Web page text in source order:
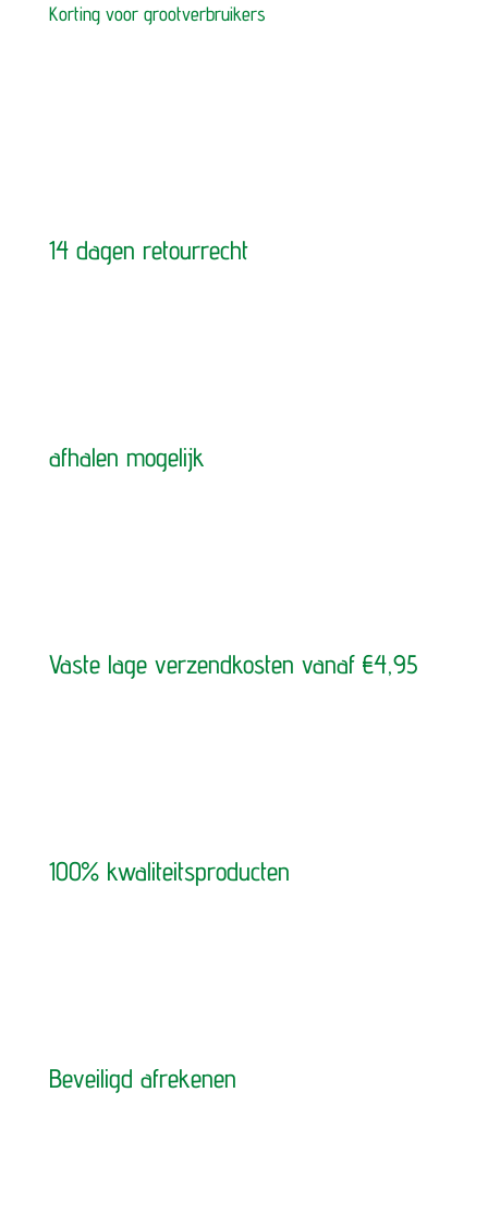
Korting voor grootverbruikers
14 dagen retourrecht
afhalen mogelijk
Vaste lage verzendkosten vanaf €4,95
100% kwaliteitsproducten
Beveiligd afrekenen